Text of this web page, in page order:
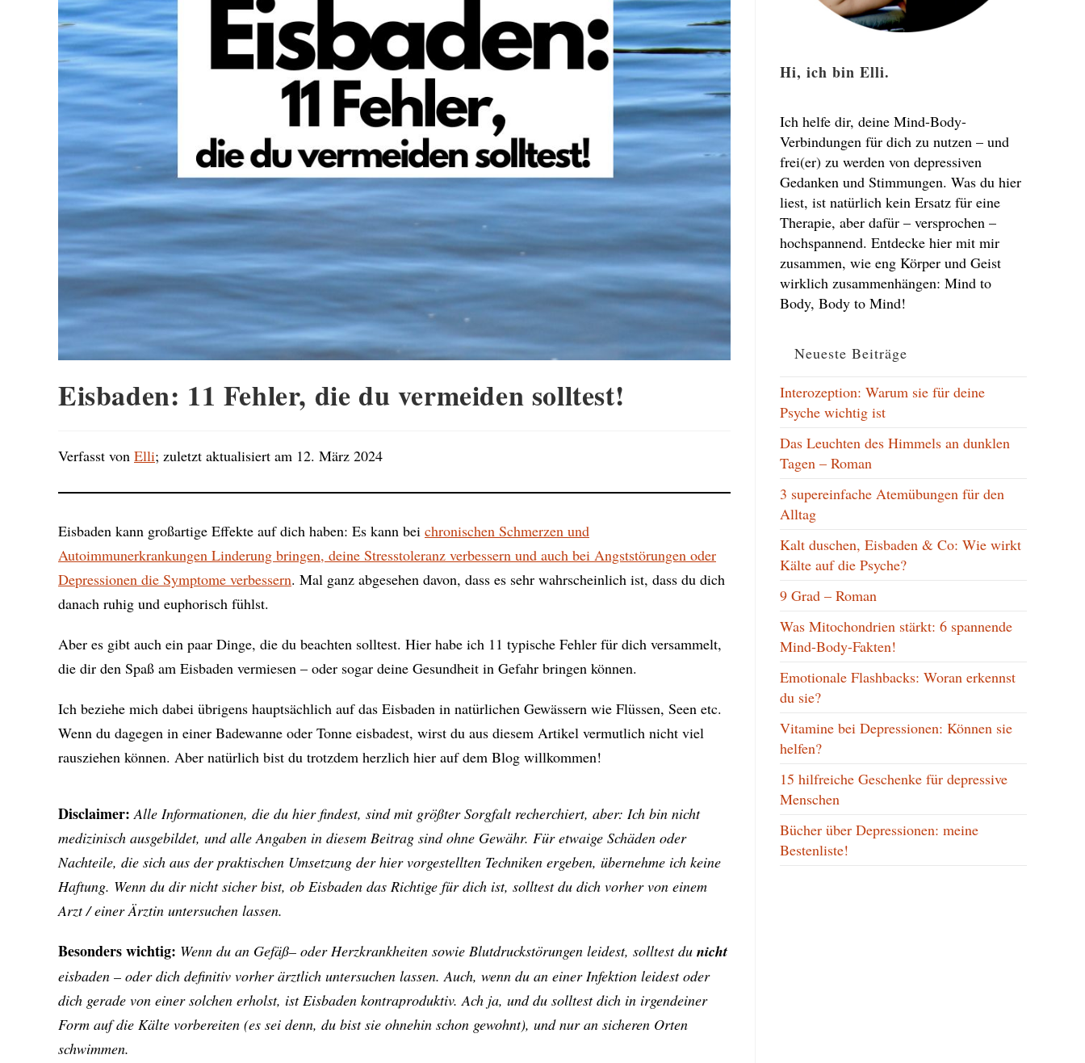
Eisbaden: 11 Fehler, die du vermeiden solltest!
Verfasst von Elli; zuletzt aktualisiert am 12. März 2024
Eisbaden kann großartige Effekte auf dich haben: Es kann bei chronischen Schmerzen und
Autoimmunerkrankungen Linderung bringen, deine Stresstoleranz verbessern und auch bei Angststörungen oder
Depressionen die Symptome verbessern. Mal ganz abgesehen davon, dass es sehr wahrscheinlich ist, dass du dich
danach ruhig und euphorisch fühlst.
Aber es gibt auch ein paar Dinge, die du beachten solltest. Hier habe ich 11 typische Fehler für dich versammelt,
die dir den Spaß am Eisbaden vermiesen – oder sogar deine Gesundheit in Gefahr bringen können.
Ich beziehe mich dabei übrigens hauptsächlich auf das Eisbaden in natürlichen Gewässern wie Flüssen, Seen etc.
Wenn du dagegen in einer Badewanne oder Tonne eisbadest, wirst du aus diesem Artikel vermutlich nicht viel
rausziehen können. Aber natürlich bist du trotzdem herzlich hier auf dem Blog willkommen!
Disclaimer:Alle Informationen, die du hier findest, sind mit größter Sorgfalt recherchiert, aber: Ich bin nicht
medizinisch ausgebildet, und alle Angaben in diesem Beitrag sind ohne Gewähr. Für etwaige Schäden oder
Nachteile, die sich aus der praktischen Umsetzung der hier vorgestellten Techniken ergeben, übernehme ich keine
Haftung. Wenn du dir nicht sicher bist, ob Eisbaden das Richtige für dich ist, solltest du dich vorher von einem
Arzt / einer Ärztin untersuchen lassen.
Besonders wichtig: Wenn du an Gefäß– oder Herzkrankheiten sowie Blutdruckstörungen leidest, solltest du nicht
eisbaden – oder dich definitiv vorher ärztlich untersuchen lassen. Auch, wenn du an einer Infektion leidest oder
dich gerade von einer solchen erholst, ist Eisbaden kontraproduktiv. Ach ja, und du solltest dich in irgendeiner
Form auf die Kälte vorbereiten (es sei denn, du bist sie ohnehin schon gewohnt), und nur an sicheren Orten
schwimmen.
Hi, ich bin Elli.
Ich helfe dir, deine Mind-Body-
Verbindungen für dich zu nutzen – und
frei(er) zu werden von depressiven
Gedanken und Stimmungen. Was du hier
liest, ist natürlich kein Ersatz für eine
Therapie, aber dafür – versprochen –
hochspannend. Entdecke hier mit mir
zusammen, wie eng Körper und Geist
wirklich zusammenhängen: Mind to
Body, Body to Mind!
Neueste Beiträge
Interozeption: Warum sie für deine
Psyche wichtig ist
Das Leuchten des Himmels an dunklen
Tagen – Roman
3 supereinfache Atemübungen für den
Alltag
Kalt duschen, Eisbaden & Co: Wie wirkt
Kälte auf die Psyche?
9 Grad – Roman
Was Mitochondrien stärkt: 6 spannende
Mind-Body-Fakten!
Emotionale Flashbacks: Woran erkennst
du sie?
Vitamine bei Depressionen: Können sie
helfen?
15 hilfreiche Geschenke für depressive
Menschen
Bücher über Depressionen: meine
Bestenliste!